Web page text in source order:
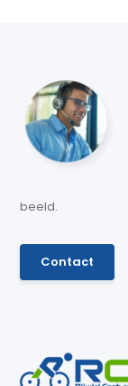
beeld.
Contact